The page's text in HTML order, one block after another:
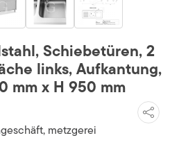
Schiebetüren, 2
links, Aufkantung,
mm x H 950 mm
metzgerei